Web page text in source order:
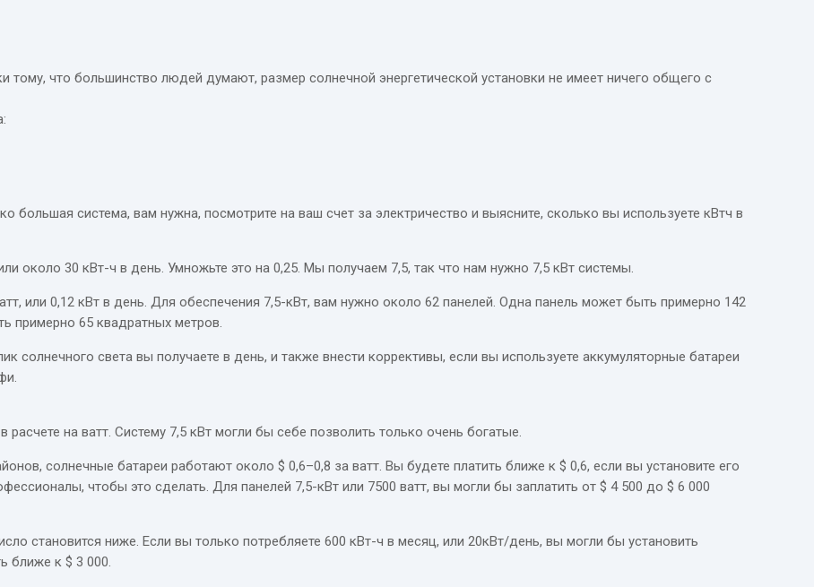
тому, что большинство людей думают, размер солнечной энергетической установки не имеет ничего общего с
большая система, вам нужна, посмотрите на ваш счет за электричество и выясните, сколько вы используете кВтч в
около 30 кВт-ч в день. Умножьте это на 0,25. Мы получаем 7,5, так что нам нужно 7,5 кВт системы.
или 0,12 кВт в день. Для обеспечения 7,5-кВт, вам нужно около 62 панелей. Одна панель может быть примерно 142
примерно 65 квадратных метров.
солнечного света вы получаете в день, и также внести коррективы, если вы используете аккумуляторные батареи
на ватт. Систему 7,5 кВт могли бы себе позволить только очень богатые.
солнечные батареи работают около $ 0,6–0,8 за ватт. Вы будете платить ближе к $ 0,6, если вы установите его
чтобы это сделать. Для панелей 7,5-кВт или 7500 ватт, вы могли бы заплатить от $ 4 500 до $ 6 000
становится ниже. Если вы только потребляете 600 кВт-ч в месяц, или 20кВт/день, вы могли бы установить
ближе к $ 3 000.